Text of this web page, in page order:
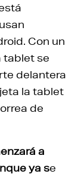
Con un
tablet se
delantera
la tablet
de
a
ya se